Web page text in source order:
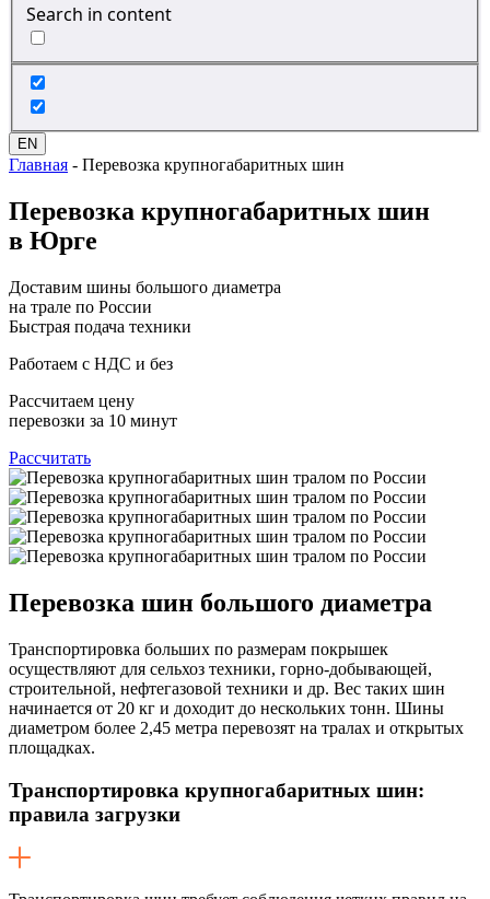
Search in content
EN
Главная - Перевозка крупногабаритных шин
Перевозка крупногабаритных шин
в Юрге
Доставим шины большого диаметра
на трале по России
Быстрая подача техники
Работаем с НДС и без
Рассчитаем цену
перевозки за 10 минут
Рассчитать
Перевозка шин большого диаметра
Транспортировка больших по размерам покрышек
осуществляют для сельхоз техники, горно-добывающей,
строительной, нефтегазовой техники и др. Вес таких шин
начинается от 20 кг и доходит до нескольких тонн. Шины
диаметром более 2,45 метра перевозят на тралах и открытых
площадках.
Транспортировка крупногабаритных шин:
правила загрузки